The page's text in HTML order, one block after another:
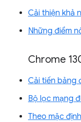
Cải thiện khả
Những điểm
Chrome
Cải tiến bảng
Bộ lọc mạng
Theo mặc